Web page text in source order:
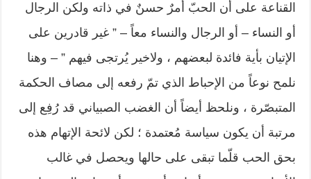
القناعة على أن الحبّ أمرٌ حسنٌ في ذاته ولكن الرجال
أو النساء – أو الرجال والنساء معاً – ” غير قادرين على
الإتيان بأية فائدة لبعضهم ، ولاخير يُرتجى فيهم ” – وهنا
نلمح نوعاً من الإحباط الذي تمّ رفعه إلى مصاف الحكمة
المتبصّرة ، ونلحظ أيضاً أن الغضب الصبياني قد رُفِع إلى
مرتبة أن يكون سياسة مُعتمدة ؛ لكن لائحة الإتهام هذه
بحق الحب قلّما تبقى على حالها ويحصل في غالب